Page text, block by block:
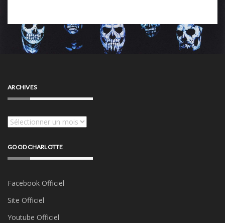
ARCHIVES
Archives
GOOD CHARLOTTE
Facebook Officiel
Site Officiel
Youtube Officiel